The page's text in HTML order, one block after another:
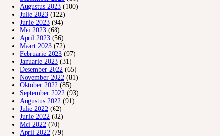
Augustus 2023 (100)
Julie 2023 (122)
Junie 2023 (94)
Mei 2023 (68)
April 2023 (56)
Maart 2023 (72)
Februarie 2023 (97)
Januarie 2023 (31)
Desember 2022 (65)
November 2022 (81)
Oktober 2022 (85)
September 2022 (93)
Augustus 2022 (91)
Julie 2022 (62)
Junie 2022 (82)
Mei 2022 (70)
April 2022 (79)